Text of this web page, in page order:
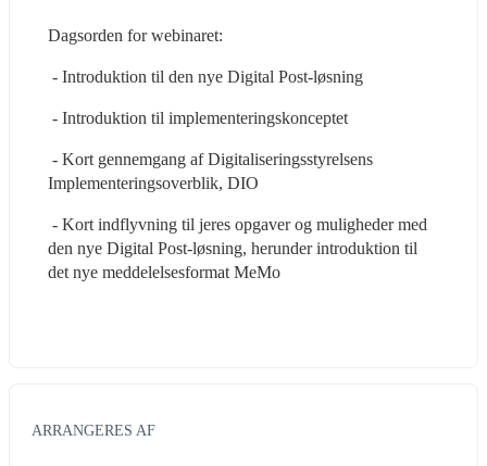
Dagsorden for webinaret:
- Introduktion til den nye Digital Post-løsning
- Introduktion til implementeringskonceptet
- Kort gennemgang af Digitaliseringsstyrelsens
Implementeringsoverblik, DIO
- Kort indflyvning til jeres opgaver og muligheder med
den nye Digital Post-løsning, herunder introduktion til
det nye meddelelsesformat MeMo
ARRANGERES AF